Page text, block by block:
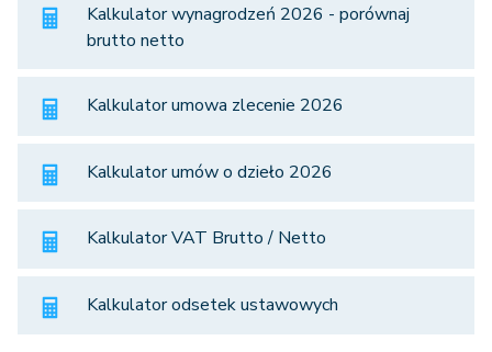
Kalkulator wynagrodzeń 2026 - porównaj
brutto netto
Kalkulator umowa zlecenie 2026
Kalkulator umów o dzieło 2026
Kalkulator VAT Brutto / Netto
Kalkulator odsetek ustawowych